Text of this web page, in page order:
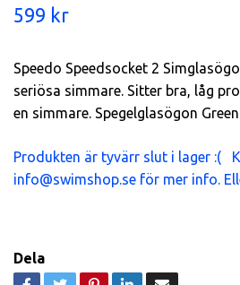
599 kr
Speedo Speedsocket 2
seriösa simmare. Sitter bra, låg
en simmare. Spegelglasögon
Produkten är tyvärr slut i lager :(
info@swimshop.se för mer info.
Dela